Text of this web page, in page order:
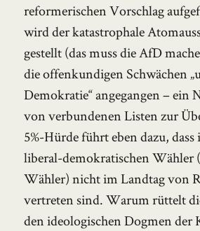
reformerischen Vorschlag
wird der katastrophale
gestellt (das muss die AfD
die offenkundigen Schwächen
Demokratie“ angegangen – ein
von verbundenen Listen zur
5%-Hürde führt eben dazu, dass
liberal-demokratischen Wähler
Wähler) nicht im Landtag von
vertreten sind. Warum rüttelt
den ideologischen Dogmen der